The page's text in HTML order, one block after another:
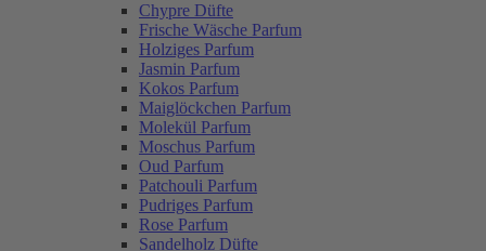
Chypre Düfte
Frische Wäsche Parfum
Holziges Parfum
Jasmin Parfum
Kokos Parfum
Maiglöckchen Parfum
Molekül Parfum
Moschus Parfum
Oud Parfum
Patchouli Parfum
Pudriges Parfum
Rose Parfum
Sandelholz Düfte